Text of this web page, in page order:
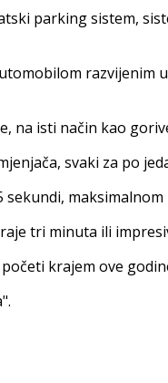
parking sistem,
razvijenim
na isti način kao
svaki za po
sekundi,
tri minuta ili
krajem ove